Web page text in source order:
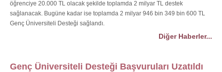
öğrenciye 20.000 TL olacak şekilde toplamda 2 milyar TL destek
sağlanacak. Bugüne kadar ise toplamda 2 milyar 946 bin 349 bin 600 TL
Genç Üniversiteli Desteği sağlandı.
Diğer Haberler...
Genç Üniversiteli Desteği Başvuruları Uzatıldı